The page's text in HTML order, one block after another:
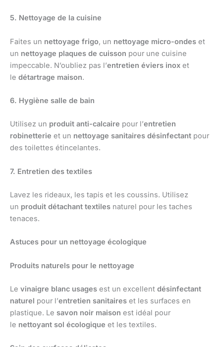
5. Nettoyage de la cuisine
Faites un nettoyage frigo, un nettoyage micro-ondes et
un nettoyage plaques de cuisson pour une cuisine
impeccable. N’oubliez pas l’entretien éviers inox et
le détartrage maison.
6. Hygiène salle de bain
Utilisez un produit anti-calcaire pour l’entretien
robinetterie et un nettoyage sanitaires désinfectant pour
des toilettes étincelantes.
7. Entretien des textiles
Lavez les rideaux, les tapis et les coussins. Utilisez
un produit détachant textiles naturel pour les taches
tenaces.
Astuces pour un nettoyage écologique
Produits naturels pour le nettoyage
Le vinaigre blanc usages est un excellent désinfectant
naturel pour l’entretien sanitaires et les surfaces en
plastique. Le savon noir maison est idéal pour
le nettoyant sol écologique et les textiles.